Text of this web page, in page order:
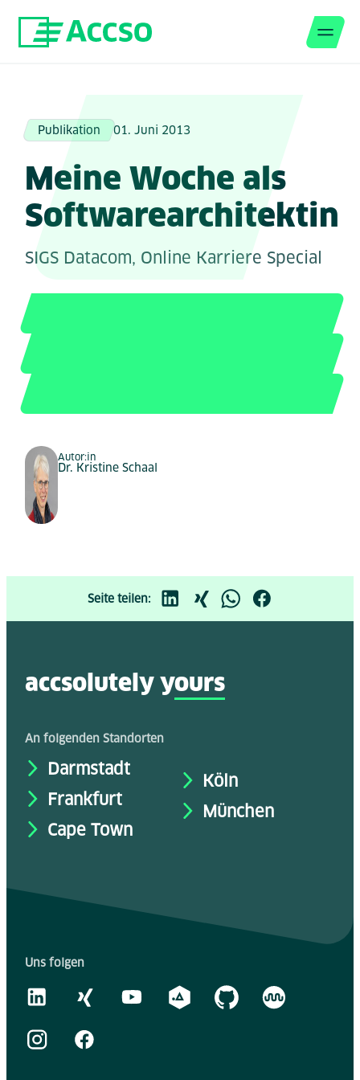
Publikation 01. Juni 2013
Meine Woche als
Softwarearchitektin
SIGS Datacom, Online Karriere Special
Autor:in
Dr. Kristine Schaal
Seite teilen:
accsolutely yours
An folgenden Standorten
Darmstadt
Frankfurt
Cape Town
Köln
München
Uns folgen